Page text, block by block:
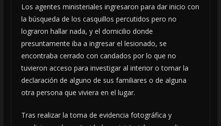
Los agentes ministeriales ingresaron para dar inicio con
la búsqueda de los casquillos percutidos pero no
lograron hallar nada, y el domicilio donde
presuntamente iba a ingresar el lesionado, se
encontraba cerrado con candados por lo que no
tuvieron acceso para investigar al interior o tomar la
declaración de alguno de sus familiares o de alguna
otra persona que viviera en el lugar.
Tras realizar la toma de evidencia fotográfica y